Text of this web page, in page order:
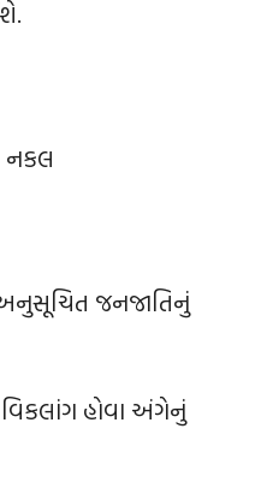
નકલ
જનજાતિનું
હોવા અંગેનું